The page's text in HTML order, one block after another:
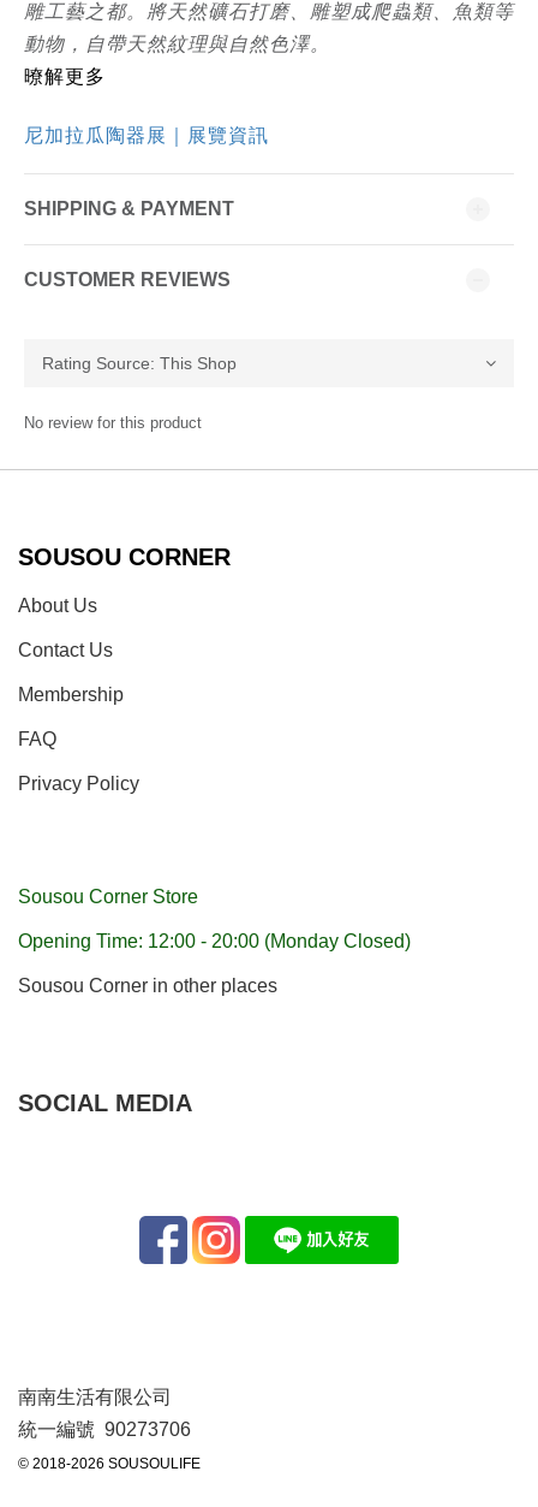
雕工藝之都。將天然礦石打磨、雕塑成爬蟲類、魚類等
動物，自帶天然紋理與自然色澤。
暸解更多
尼加拉瓜陶器展｜展覽資訊
SHIPPING & PAYMENT
CUSTOMER REVIEWS
No review for this product
SOUSOU CORNER
About Us
Contact Us
Membership
FAQ
Privacy Policy
Sousou Corner Store
Opening Time: 12:00 - 20:00 (Monday Closed)
Sousou Corner in other places
SOCIAL MEDIA
南南生活有限公司
統一編號 90273706
© 2018-2026 SOUSOULIFE